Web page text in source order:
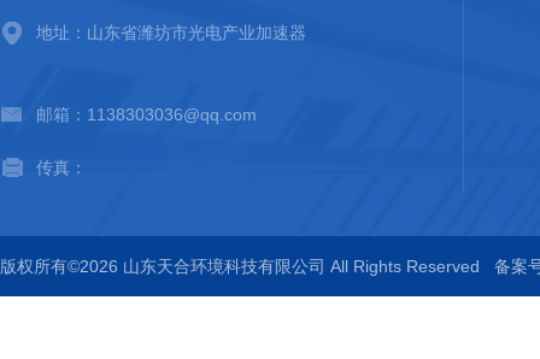
地址：山东省潍坊市光电产业加速器
邮箱：1138303036@qq.com
传真：
版权所有©2026 山东天合环境科技有限公司 All Rights Reserved 备案